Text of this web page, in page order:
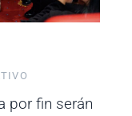
por fin serán